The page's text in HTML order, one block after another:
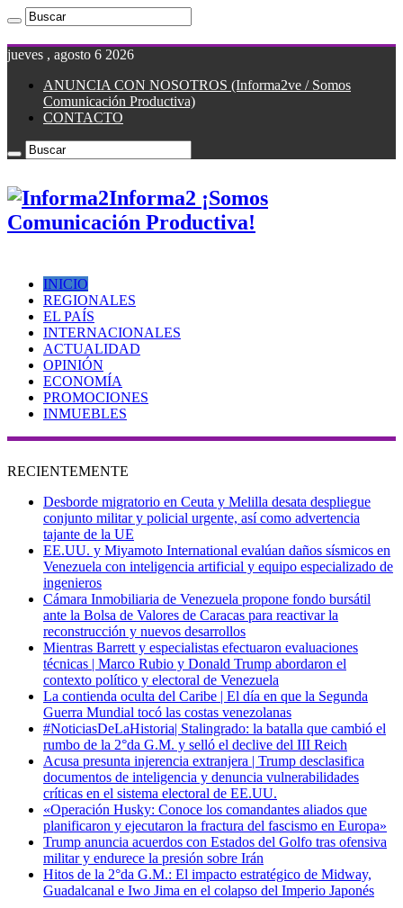
jueves , agosto 6 2026
ANUNCIA CON NOSOTROS (Informa2ve / Somos
Comunicación Productiva)
CONTACTO
Informa2 ¡Somos
Comunicación Productiva!
INICIO
REGIONALES
EL PAÍS
INTERNACIONALES
ACTUALIDAD
OPINIÓN
ECONOMÍA
PROMOCIONES
INMUEBLES
RECIENTEMENTE
Desborde migratorio en Ceuta y Melilla desata despliegue
conjunto militar y policial urgente, así como advertencia
tajante de la UE
EE.UU. y Miyamoto International evalúan daños sísmicos en
Venezuela con inteligencia artificial y equipo especializado de
ingenieros
Cámara Inmobiliaria de Venezuela propone fondo bursátil
ante la Bolsa de Valores de Caracas para reactivar la
reconstrucción y nuevos desarrollos
Mientras Barrett y especialistas efectuaron evaluaciones
técnicas | Marco Rubio y Donald Trump abordaron el
contexto político y electoral de Venezuela
La contienda oculta del Caribe | El día en que la Segunda
Guerra Mundial tocó las costas venezolanas
#NoticiasDeLaHistoria| Stalingrado: la batalla que cambió el
rumbo de la 2°da G.M. y selló el declive del III Reich
Acusa presunta injerencia extranjera | Trump desclasifica
documentos de inteligencia y denuncia vulnerabilidades
críticas en el sistema electoral de EE.UU.
«Operación Husky: Conoce los comandantes aliados que
planificaron y ejecutaron la fractura del fascismo en Europa»
Trump anuncia acuerdos con Estados del Golfo tras ofensiva
militar y endurece la presión sobre Irán
Hitos de la 2°da G.M.: El impacto estratégico de Midway,
Guadalcanal e Iwo Jima en el colapso del Imperio Japonés